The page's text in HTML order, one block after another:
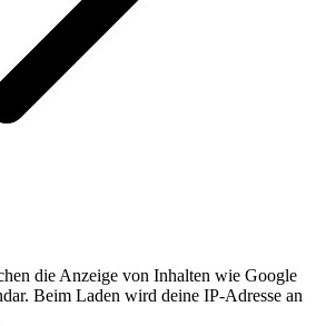
die Anzeige von Inhalten wie Google
Beim Laden wird deine IP-Adresse an